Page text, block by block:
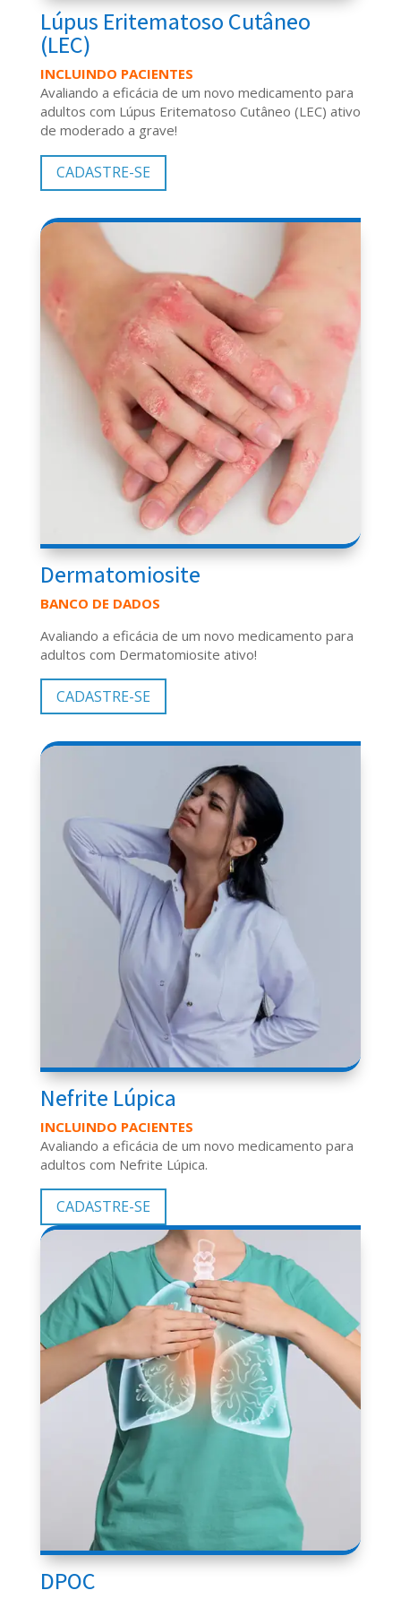
Lúpus Eritematoso Cutâneo
(LEC)
INCLUINDO PACIENTES
Avaliando a eficácia de um novo medicamento para
adultos com Lúpus Eritematoso Cutâneo (LEC) ativo
de moderado a grave!
CADASTRE-SE
Dermatomiosite
BANCO DE DADOS
Avaliando a eficácia de um novo medicamento para
adultos com Dermatomiosite ativo!
CADASTRE-SE
Nefrite Lúpica
INCLUINDO PACIENTES
Avaliando a eficácia de um novo medicamento para
adultos com Nefrite Lúpica.
CADASTRE-SE
DPOC